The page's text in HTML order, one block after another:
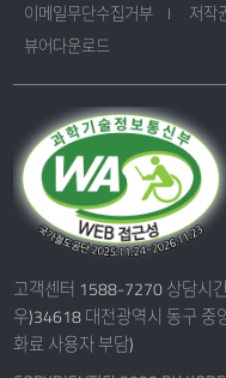
이메일무단수집거부
저작
뷰어다운로드
고객센터 1588-7270 상담시
우)34618 대전광역시 동구
화료 사용자 부담)